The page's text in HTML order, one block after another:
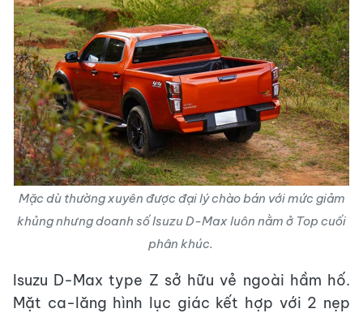
Mặc dù thường xuyên được đại lý chào bán với mức giảm
khủng nhưng doanh số Isuzu D-Max luôn nằm ở Top cuối
phân khúc.
Isuzu D-Max type Z sở hữu vẻ ngoài hầm hố.
Mặt ca-lăng hình lục giác kết hợp với 2 nẹp